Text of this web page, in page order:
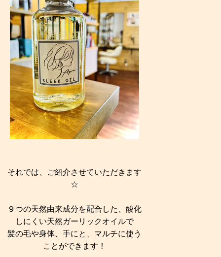
それでは、ご紹介させていただきます
☆
９つの天然由来成分を配合した、酸化
しにくい天然ガーリックオイルで
髪の毛や身体、手にと、マルチに使う
ことができます！